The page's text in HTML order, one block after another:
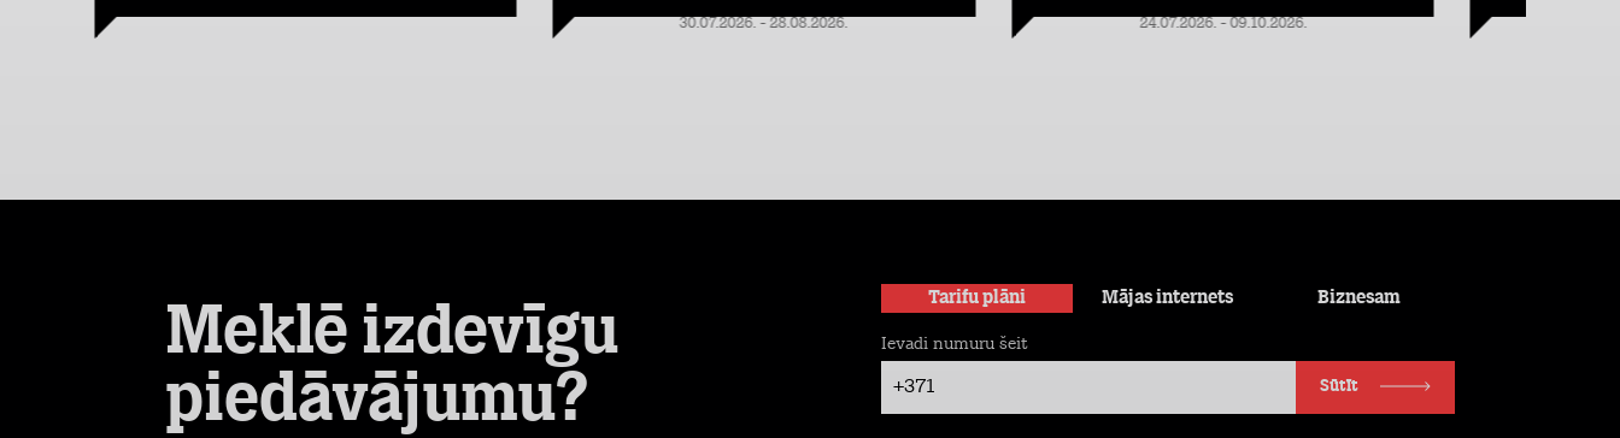
30.07.2026. - 28.08.2026. 24.07.2026. - 09.10.2026.
Meklē izdevīgu
piedāvājumu?
Tarifu plāni Mājas internets Biznesam
+371
Ievadi numuru šeit
Sūtīt